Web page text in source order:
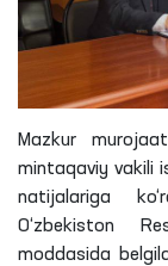
Mazkur
mintaqaviy vakili
natijalariga
O‘zbekiston
moddasida